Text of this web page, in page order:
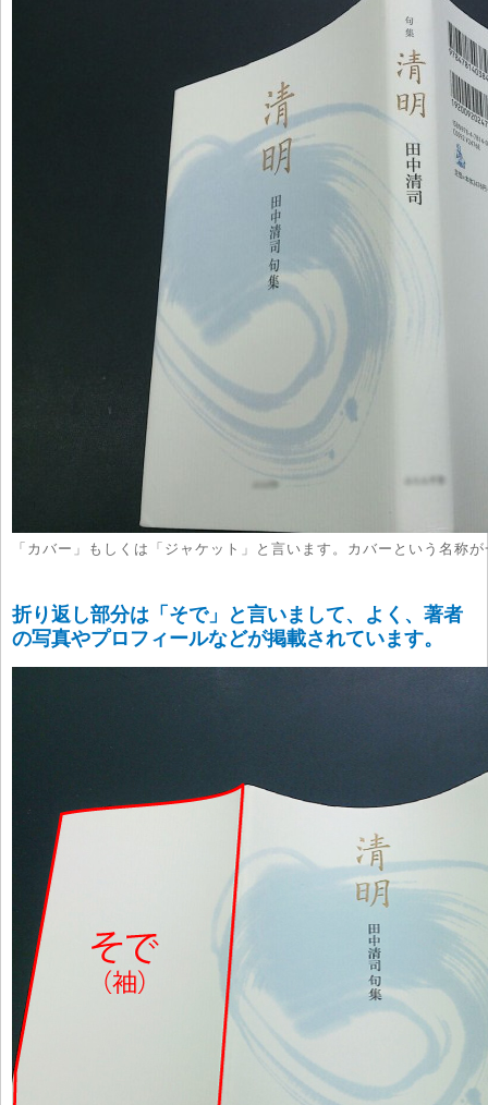
「カバー」もしくは「ジャケット」と言います。カバーという名称
折り返し部分は「そで」と言いまして、よく、著者
の写真やプロフィールなどが掲載されています。